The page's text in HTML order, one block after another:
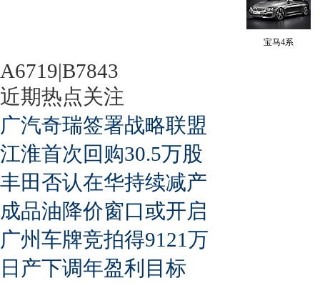
宝马4系
A6719|B7843
近期热点关注
广汽奇瑞签署战略联盟
江淮首次回购30.5万股
丰田否认在华持续减产
成品油降价窗口或开启
广州车牌竞拍得9121万
日产下调年盈利目标